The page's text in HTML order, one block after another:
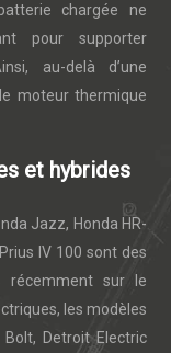
chargée ne
pour supporter
au-delà d’une
moteur thermique
et hybrides
Jazz, Honda HR-
IV 100 sont des
récemment sur le
les modèles
Bolt, Detroit Electric